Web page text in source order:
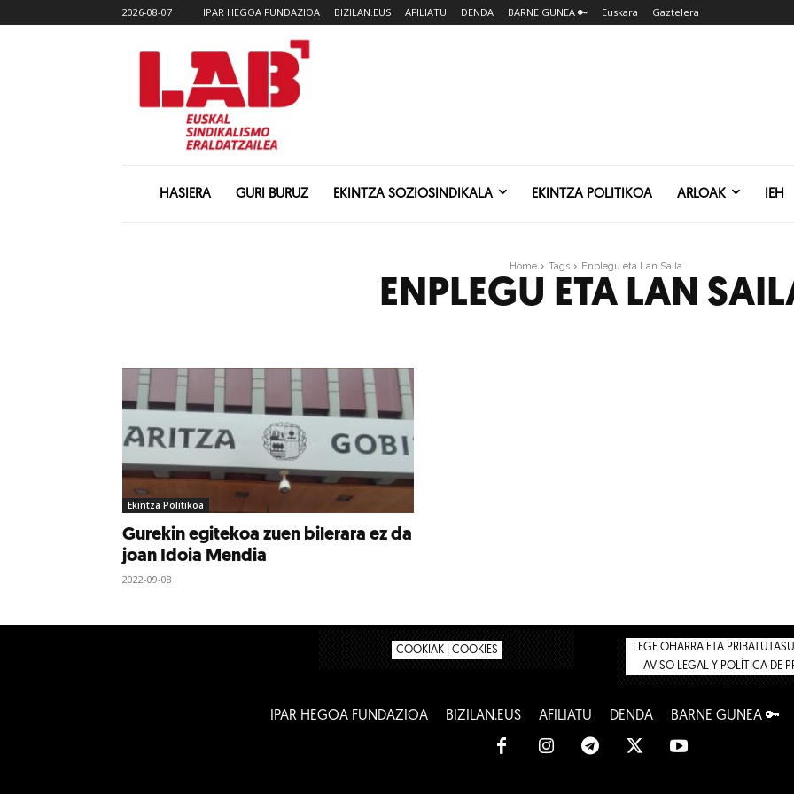
2026-08-07 IPAR HEGOA FUNDAZIOA BIZILAN.EUS AFILIATU DENDA BARNE GUNEA 🔑 Euskara Gaztelera
HASIERA GURI BURUZ EKINTZA SOZIOSINDIKALA EKINTZA POLITIKOA ARLOAK IEH
Home Tags Enplegu eta Lan Saila
ENPLEGU ETA LAN
Ekintza Politikoa
Gurekin egitekoa zuen bilerara ez da
joan Idoia Mendia
2022-09-08
COOKIAK | COOKIES
LEGE OHARRA ETA
AVISO LEGAL Y POLÍTICA DE
IPAR HEGOA FUNDAZIOA BIZILAN.EUS AFILIATU DENDA BARNE GUNEA 🔑